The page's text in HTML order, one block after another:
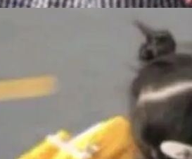
升级路径：设置 > 搜
，这个名字并不陌
是雷霄骅离世十周
用一个大版本的名
骅曾是中国传媒大学
，长期从事视频、音
。《金融时报》报道
台作者信息与商品
规的数据处理任
元的账单，实际支出
人意外的是，该项目
算力消耗持续运行长
在 CNBC 的采访里
在赢得 AI 竞赛，而
具预计在今年底或
验室的水平。 Dela
开放协作。中国的
最好的扩展系
问过很多软件工程师
己用的程序？答案几